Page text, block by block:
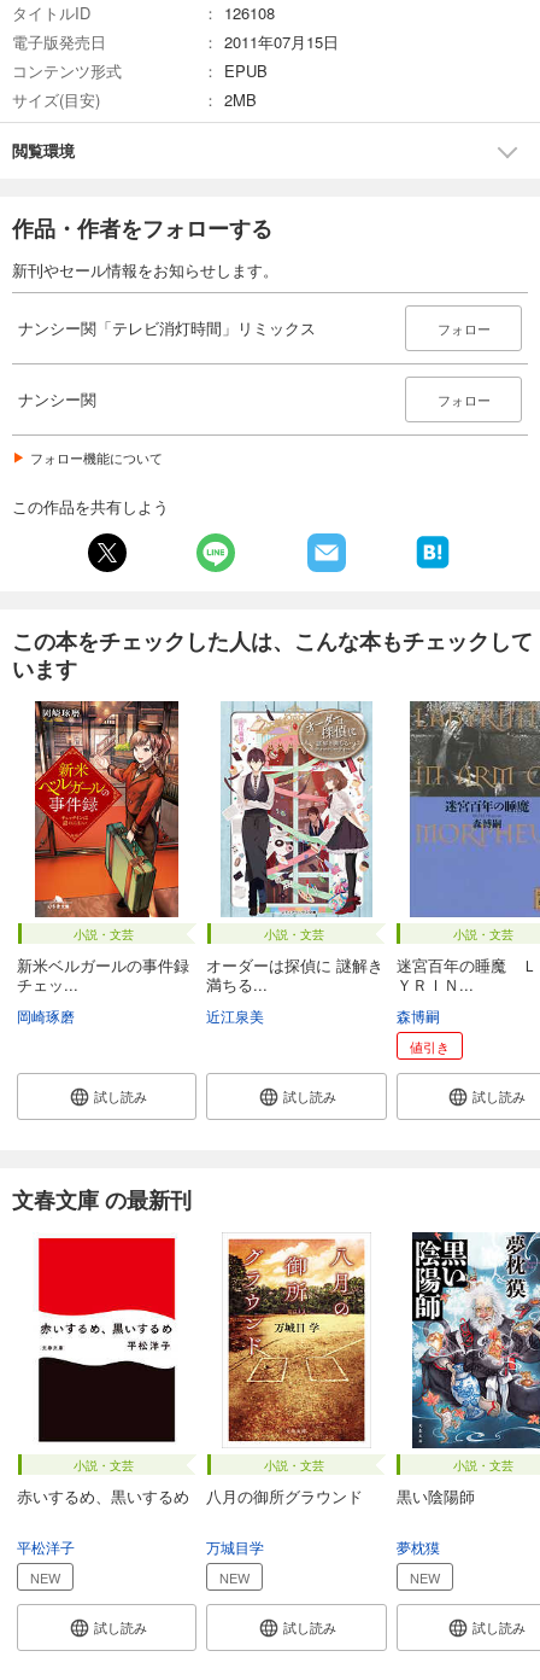
タイトルID
126108
電子版発売日
2011年07月15日
コンテンツ形式
EPUB
サイズ(目安)
2MB
閲覧環境
作品・作者をフォローする
新刊やセール情報をお知らせします。
ナンシー関「テレビ消灯時間」リミックス フォロー
ナンシー関 フォロー
フォロー機能について
この作品を共有しよう
この本をチェックした人は、こんな本もチェックして
います
小説・文芸
新米ベルガールの事件録
チェッ...
岡崎琢磨
試し読み
小説・文芸
オーダーは探偵に 謎解き
満ちる...
近江泉美
試し読み
小説・文芸
迷宮百年の睡魔 Ｌ
ＹＲＩＮ...
森博嗣
値引き
試し読み
文春文庫 の最新刊
小説・文芸
赤いするめ、黒いするめ
平松洋子
NEW
試し読み
小説・文芸
八月の御所グラウンド
万城目学
NEW
試し読み
小説・文芸
黒い陰陽師
夢枕獏
NEW
試し読み